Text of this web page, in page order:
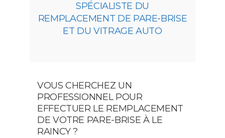
SPÉCIALISTE DU
REMPLACEMENT DE PARE-BRISE
ET DU VITRAGE AUTO
VOUS CHERCHEZ UN
PROFESSIONNEL POUR
EFFECTUER LE REMPLACEMENT
DE VOTRE PARE-BRISE À LE
RAINCY ?